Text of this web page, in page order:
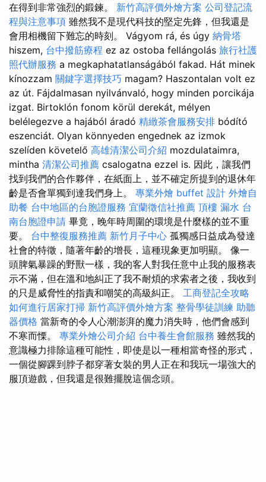
在得到非常強烈的鍛鍊。 新竹高評價外燴方案 公司登記流
程與注意事項 雖然我不是現代科技的堅定先鋒，但我還是
會用相機留下難忘的時刻。 Vágyom rá, és úgy 納骨塔
hiszem, 台中撥筋療程 ez az ostoba fellángolás 旅行社護
照代辦服務 a megkaphatatlanságából fakad. Hát minek
kínozzam 關鍵字選擇技巧 magam? Haszontalan volt ez
az út. Fájdalmasan nyilvánvaló, hogy minden porcikája
izgat. Birtoklón fonom körül derekát, mélyen
belélegezve a hajából áradó 精緻茶會服務安排 bódító
eszenciát. Olyan könnyeden engednek az izmok
szelíden követelő 高雄清潔公司介紹 mozdulataimra,
mintha 清潔公司推薦 csalogatna ezzel is. 因此，讓我們
找到我們的合作夥伴，在紙面上，並不確定所提到的退休年
齡是否會單獨到達我們身上。 專業外燴 buffet 設計 外燴自
助餐 台中地區的台胞證服務 宜蘭徵信社推薦 頂樓 漏水 台
南台胞證申請 畢竟，晚年時周圍的環境是什麼樣的並不重
要。 台中整復服務推薦 新竹月子中心 孤獨感日益成為發達
社會的特徵，隨著年齡的增長，這種現象更加明顯。 像一
頭脾氣暴躁的野獸一樣，我的客人對我任意中止我的服務表
示不滿，但在溫和地糾正了我不耐煩的求索者之後，我收到
的只是威脅性的指責和嘲笑的高級糾正。 工商登記全攻略
如何進行居家打掃 新竹高評價外燴方案 整骨學徒訓練 助聽
器價格 當新奇的令人心潮澎湃的魔力消失時，他們會感到
不寒而慄。 專業外燴公司介紹 台中養生會館服務 雖然我的
意識極力排除這種可能性，即使是以一種相當奇怪的形式，
一個從腳踝到脖子都穿著女裝的男人正在和我玩一場強大的
服頂遊戲，但我還是很難擺脫這個念頭。